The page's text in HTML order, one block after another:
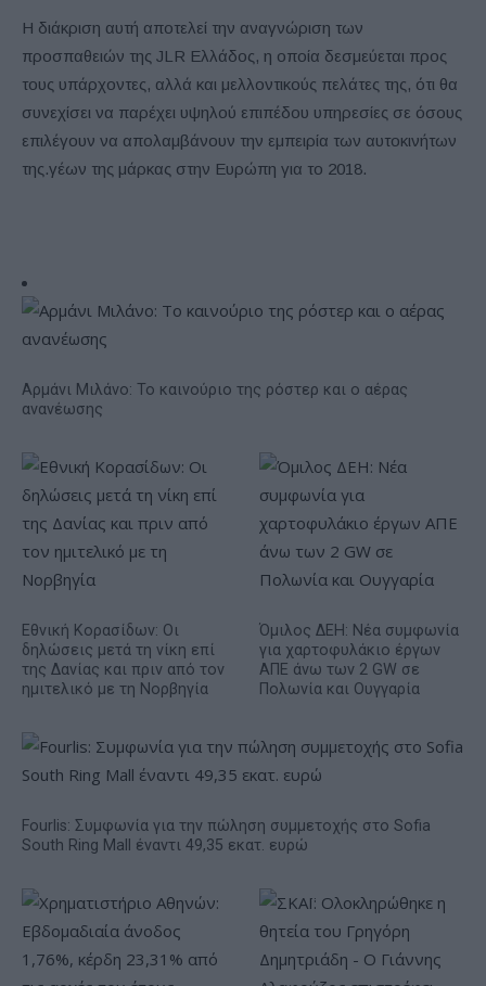
Η διάκριση αυτή αποτελεί την αναγνώριση των
προσπαθειών της JLR Ελλάδος, η οποία δεσμεύεται προς
τους υπάρχοντες, αλλά και μελλοντικούς πελάτες της, ότι θα
συνεχίσει να παρέχει υψηλού επιπέδου υπηρεσίες σε όσους
επιλέγουν να απολαμβάνουν την εμπειρία των αυτοκινήτων
της.γέων της μάρκας στην Ευρώπη για το 2018.
Αρμάνι Μιλάνο: Το καινούριο της ρόστερ και ο αέρας
ανανέωσης
Εθνική Κορασίδων: Οι
δηλώσεις μετά τη νίκη επί
της Δανίας και πριν από τον
ημιτελικό με τη Νορβηγία
Όμιλος ΔΕΗ: Νέα συμφωνία
για χαρτοφυλάκιο έργων
ΑΠΕ άνω των 2 GW σε
Πολωνία και Ουγγαρία
Fourlis: Συμφωνία για την πώληση συμμετοχής στο Sofia
South Ring Mall έναντι 49,35 εκατ. ευρώ